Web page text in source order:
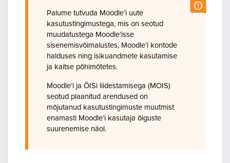
Palume tutvuda Moodle’i uute
kasutustingimustega, mis on seotud
muudatustega Moodle’isse
sisenemisvõimalustes, Moodle’i kontode
halduses ning isikuandmete kasutamise
ja kaitse põhimõtetes.
Moodle’i ja ÕISi liidestamisega (MOIS)
seotud plaanitud arendused on
mõjutanud kasutustingimuste muutmist
enamasti Moodle’i kasutaja õiguste
suurenemise näol.